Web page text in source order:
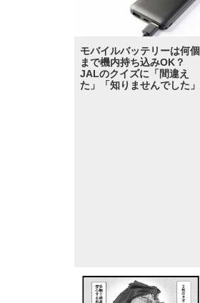
モバイルバッテリーは何個
まで機内持ち込みOK？
JALのクイズに「間違え
た」「知りませんでした」